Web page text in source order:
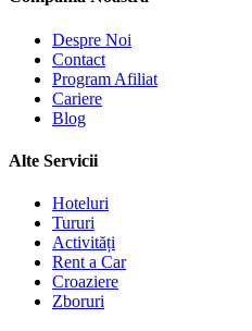
Despre Noi
Contact
Program Afiliat
Cariere
Blog
Alte Servicii
Hoteluri
Tururi
Activități
Rent a Car
Croaziere
Zboruri